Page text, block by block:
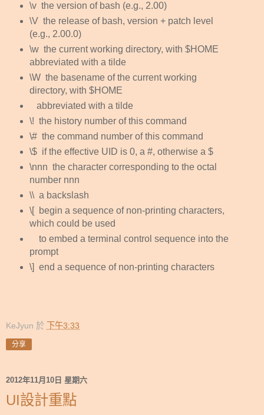
\v the version of bash (e.g., 2.00)
\V the release of bash, version + patch level
(e.g., 2.00.0)
\w the current working directory, with $HOME
abbreviated with a tilde
\W the basename of the current working
directory, with $HOME
abbreviated with a tilde
\! the history number of this command
\# the command number of this command
\$ if the effective UID is 0, a #, otherwise a $
\nnn the character corresponding to the octal
number nnn
\\ a backslash
\[
begin a sequence of non-printing characters,
which could be used
to embed a terminal control sequence into the
prompt
\] end a sequence of non-printing characters
KeJyun 於 下午3:33
分享
2012年11月10日 星期六
UI設計重點